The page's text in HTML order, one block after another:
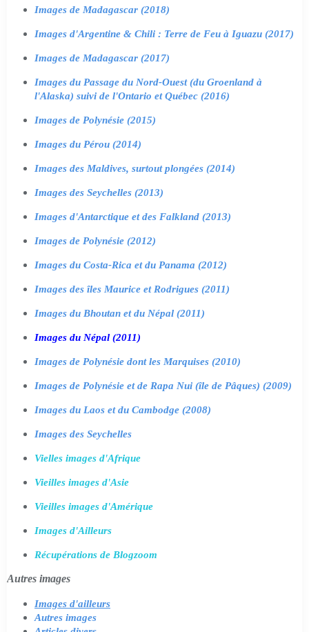
Images de Madagascar (2018)
Images d'Argentine & Chili : Terre de Feu à Iguazu (2017)
Images de Madagascar (2017)
Images du Passage du Nord-Ouest (du Groenland à
l'Alaska) suivi de l'Ontario et Québec (2016)
Images de Polynésie (2015)
Images du Pérou (2014)
Images des Maldives, surtout plongées (2014)
Images des Seychelles (2013)
Images d'Antarctique et des Falkland (2013)
Images de Polynésie (2012)
Images du Costa-Rica et du Panama (2012)
Images des îles Maurice et Rodrigues (2011)
Images du Bhoutan et du Népal (2011)
Images du Népal (2011)
Images de Polynésie dont les Marquises (2010)
Images de Polynésie et de Rapa Nui (île de Pâques) (2009)
Images du Laos et du Cambodge (2008)
Images des Seychelles
Vielles images d'Afrique
Vieilles images d'Asie
Vieilles images d'Amérique
Images d'Ailleurs
Récupérations de Blogzoom
Autres images
Images d'ailleurs
Autres images